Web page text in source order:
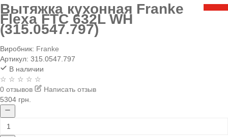
Вытяжка кухонная Franke
Flexa FTC 632L WH
(315.0547.797)
Виробник: Franke
Артикул: 315.0547.797
В наличии
☆ ☆ ☆ ☆ ☆
0 отзывов
Написать отзыв
5304 грн.